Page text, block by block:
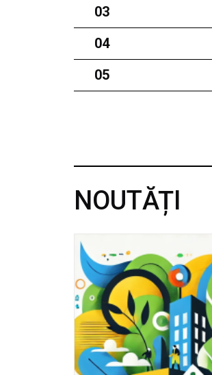
03
04
05
NOUTĂȚI